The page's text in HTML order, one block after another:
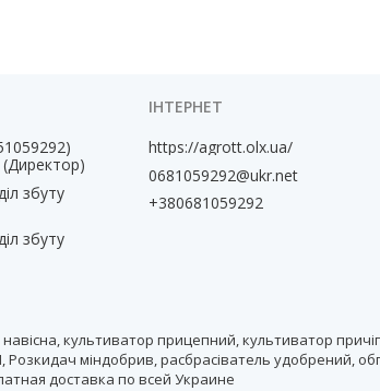
збуту
збуту
https://agrott.olx.ua/
0681059292@ukr.net
+380681059292
культиватор прицепний, культиватор
міндобрив, расбрасіватель удобрений,
доставка по всей Украине